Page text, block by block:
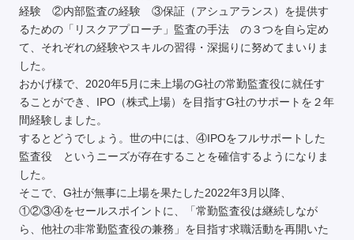
経験 ②内部監査の経験 ③保証（アシュアランス）を提供す
るための「リスクアプローチ」監査の手法 の３つを自ら定め
て、それぞれの経験やスキルの習得・深掘りに努めてまいりま
した。
おかげ様で、2020年5月に未上場のG社の常勤監査役に就任す
ることができ、IPO（株式上場）を目指すG社のサポートを２年
間経験しました。
するとどうでしょう。世の中には、④IPOをフルサポートした
監査役 というニーズが存在することを確信するようになりま
した。
そこで、G社が無事に上場を果たした2022年3月以降、
①②③④をセールスポイントに、「常勤監査役は継続しなが
ら、他社の非常勤監査役の兼務」を目指す求職活動を再開いた